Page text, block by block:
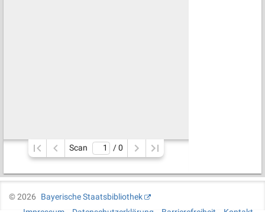
Scan / 0
©2026
Bayerische Staatsbibliothek